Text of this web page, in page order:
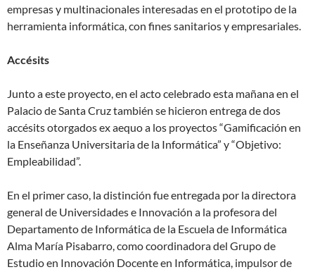
empresas y multinacionales interesadas en el prototipo de la
herramienta informática, con fines sanitarios y empresariales.
Accésits
Junto a este proyecto, en el acto celebrado esta mañana en el
Palacio de Santa Cruz también se hicieron entrega de dos
accésits otorgados ex aequo a los proyectos “Gamificación en
la Enseñanza Universitaria de la Informática” y “Objetivo:
Empleabilidad”.
En el primer caso, la distinción fue entregada por la directora
general de Universidades e Innovación a la profesora del
Departamento de Informática de la Escuela de Informática
Alma María Pisabarro, como coordinadora del Grupo de
Estudio en Innovación Docente en Informática, impulsor de